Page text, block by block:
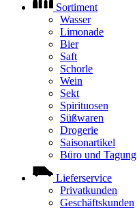
Sortiment
Wasser
Limonade
Bier
Saft
Schorle
Wein
Sekt
Spirituosen
Süßwaren
Drogerie
Saisonartikel
Büro und Tagung
Lieferservice
Privatkunden
Geschäftskunden